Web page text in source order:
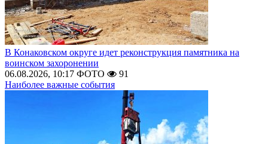
В Конаковском округе идет реконструкция памятника на
воинском захоронении
06.08.2026, 10:17 ФОТО
91
Наиболее важные события